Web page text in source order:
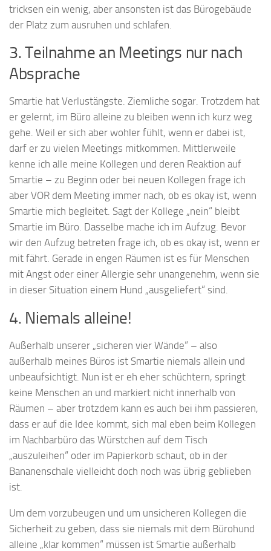
tricksen ein wenig, aber ansonsten ist das Bürogebäude
der Platz zum ausruhen und schlafen.
3. Teilnahme an Meetings nur nach
Absprache
Smartie hat Verlustängste. Ziemliche sogar. Trotzdem hat
er gelernt, im Büro alleine zu bleiben wenn ich kurz weg
gehe. Weil er sich aber wohler fühlt, wenn er dabei ist,
darf er zu vielen Meetings mitkommen. Mittlerweile
kenne ich alle meine Kollegen und deren Reaktion auf
Smartie – zu Beginn oder bei neuen Kollegen frage ich
aber VOR dem Meeting immer nach, ob es okay ist, wenn
Smartie mich begleitet. Sagt der Kollege „nein“ bleibt
Smartie im Büro. Dasselbe mache ich im Aufzug. Bevor
wir den Aufzug betreten frage ich, ob es okay ist, wenn er
mit fährt. Gerade in engen Räumen ist es für Menschen
mit Angst oder einer Allergie sehr unangenehm, wenn sie
in dieser Situation einem Hund „ausgeliefert“ sind.
4. Niemals alleine!
Außerhalb unserer „sicheren vier Wände“ – also
außerhalb meines Büros ist Smartie niemals allein und
unbeaufsichtigt. Nun ist er eh eher schüchtern, springt
keine Menschen an und markiert nicht innerhalb von
Räumen – aber trotzdem kann es auch bei ihm passieren,
dass er auf die Idee kommt, sich mal eben beim Kollegen
im Nachbarbüro das Würstchen auf dem Tisch
„auszuleihen“ oder im Papierkorb schaut, ob in der
Bananenschale vielleicht doch noch was übrig geblieben
ist.
Um dem vorzubeugen und um unsicheren Kollegen die
Sicherheit zu geben, dass sie niemals mit dem Bürohund
alleine „klar kommen“ müssen ist Smartie außerhalb